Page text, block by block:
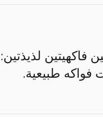
فاكهيتين
فواكه طبيعية.